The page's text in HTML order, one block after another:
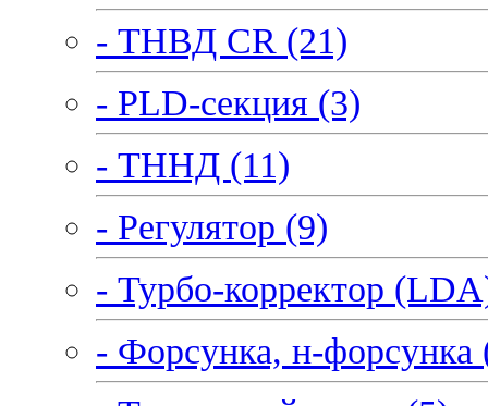
- ТНВД CR (21)
- PLD-секция (3)
- ТННД (11)
- Регулятор (9)
- Турбо-корректор
- Форсунка, н-форсунка